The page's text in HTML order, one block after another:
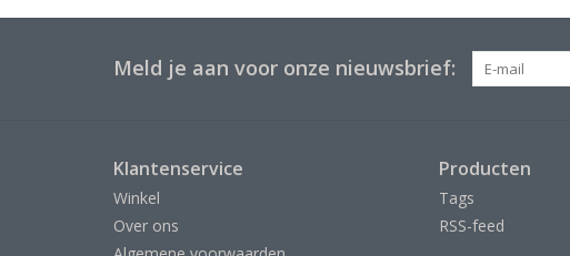
Meld je aan voor onze nieuwsbrief:
Klantenservice
Winkel
Over ons
Producten
Tags
RSS-feed